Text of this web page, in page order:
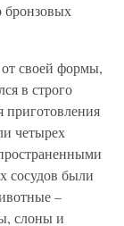
бронзовых
своей формы,
в строго
приготовления
четырех
сосудов были
–
слоны и